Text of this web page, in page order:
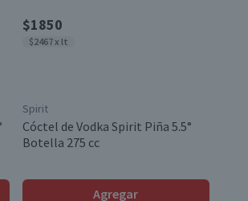
$1850
$2467 x lt
Spirit
Cóctel de Vodka Spirit Piña 5.5°
Botella 275 cc
Agregar